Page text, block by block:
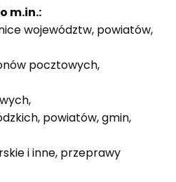
m.in.:
województw, powiatów,
pocztowych,
powiatów, gmin,
i inne, przeprawy